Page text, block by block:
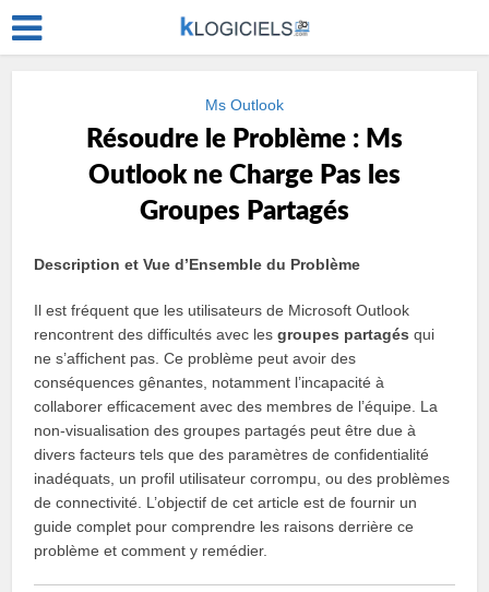
Ms Outlook
Résoudre le Problème : Ms
Outlook ne Charge Pas les
Groupes Partagés
Description et Vue d’Ensemble du Problème
Il est fréquent que les utilisateurs de Microsoft Outlook
rencontrent des difficultés avec lesgroupes partagés qui
ne s’affichent pas. Ce problème peut avoir des
conséquences gênantes, notamment l’incapacité à
collaborer efficacement avec des membres de l’équipe. La
non-visualisation des groupes partagés peut être due à
divers facteurs tels que des paramètres de confidentialité
inadéquats, un profil utilisateur corrompu, ou des problèmes
de connectivité. L’objectif de cet article est de fournir un
guide complet pour comprendre les raisons derrière ce
problème et comment y remédier.